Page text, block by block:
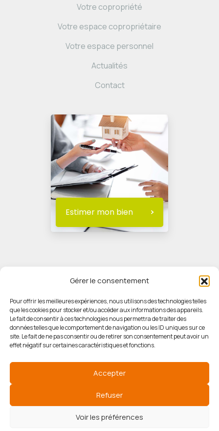
Gérer le consentement
Pour offrir les meilleures expériences, nous utilisons des technologies telles
que les cookies pour stocker et/ou accéder aux informations des appareils.
Le fait de consentir à ces technologies nous permettra de traiter des
données telles que le comportement de navigation ou les ID uniques sur ce
site. Le fait de ne pas consentir ou de retirer son consentement peut avoir un
effet négatif sur certaines caractéristiques et fonctions.
Accepter
Refuser
Voir les préférences
Votre copropriété
Votre espace copropriétaire
Votre espace personnel
Actualités
Contact
Estimer mon bien
© HORIZON IMMOBILIER
Mentions légales
Politique des cookies